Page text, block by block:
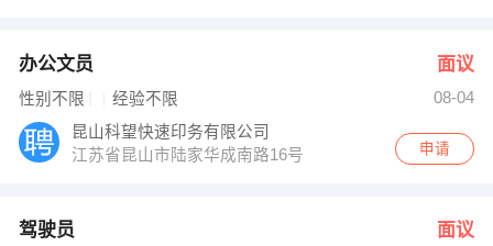
办公文员 面议
性别不限 经验不限
08-04
昆山科望快速印务有限公司
江苏省昆山市陆家华成南路16号
申请
驾驶员 面议